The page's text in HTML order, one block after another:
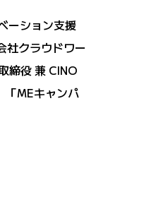
ーション支援
社クラウドワー
締役 兼 CINO
「MEキャンパ